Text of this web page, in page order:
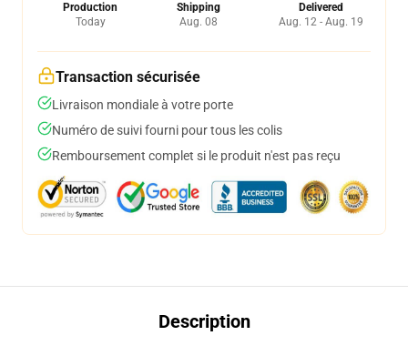
Production
Today
Shipping
Aug. 08
Delivered
Aug. 12 - Aug. 19
Transaction sécurisée
Livraison mondiale à votre porte
Numéro de suivi fourni pour tous les colis
Remboursement complet si le produit n'est pas reçu
Description